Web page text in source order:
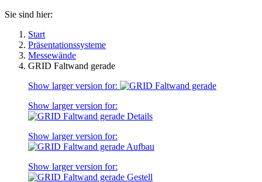
Sie sind hier:
Start
Präsentationssysteme
Messewände
GRID Faltwand gerade
Show larger version for:
Show larger version for:
Show larger version for:
Show larger version for: